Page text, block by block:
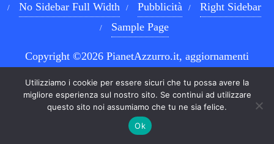
No Sidebar Full Width
Pubblicità
Right Sidebar
Sample Page
Copyright ©2026 PianetAzzurro.it, aggiornamenti
rights reserved.Powered byWordPress & Designed by
Bizberg Themes
Utilizziamo i cookie per essere sicuri che tu possa avere la
migliore esperienza sul nostro sito. Se continui ad utilizzare
questo sito noi assumiamo che tu ne sia felice.
Ok